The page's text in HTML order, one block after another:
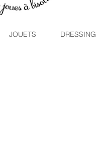
JOUETS DRESSING